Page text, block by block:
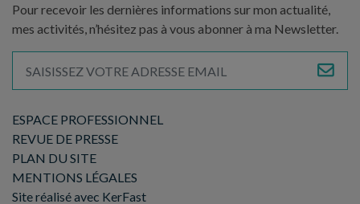
ESPACE PROFESSIONNEL
REVUE DE PRESSE
PLAN DU SITE
MENTIONS LÉGALES
Site réalisé avec KerFast
Pour recevoir les dernières informations sur mon actualité,
mes activités, n’hésitez pas à vous abonner à ma Newsletter.